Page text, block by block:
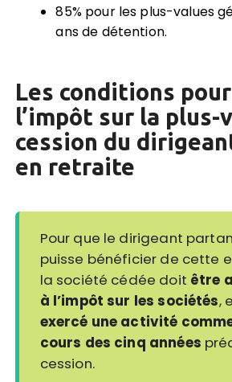
85% pour les plus-values
ans de détention.
Les conditions
l’impôt sur la plus-
cession du
en retraite
Pour que le dirigeant
puisse bénéficier de cette
la société cédée doit être
à l’impôt sur les sociétés,
exercé une activité
cours des cinq années
cession.